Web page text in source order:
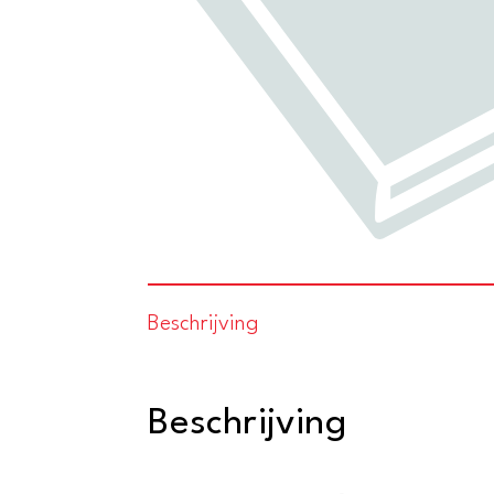
Beschrijving
Beschrijving